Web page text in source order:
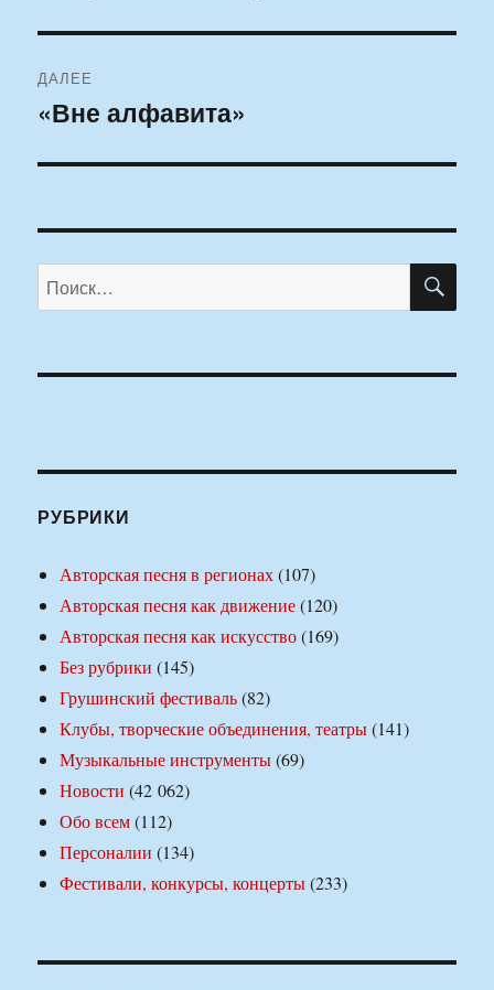
ДАЛЕЕ
Следующая
«Вне алфавита»
Искать:
РУБРИКИ
Авторская песня в регионах(107)
Авторская песня как движение(120)
Авторская песня как искусство(169)
Без рубрики (145)
Грушинский фестиваль(82)
Клубы, творческие объединения, театры(141)
Музыкальные инструменты(69)
Новости (42 062)
Обо всем(112)
Персоналии (134)
Фестивали, конкурсы, концерты(233)